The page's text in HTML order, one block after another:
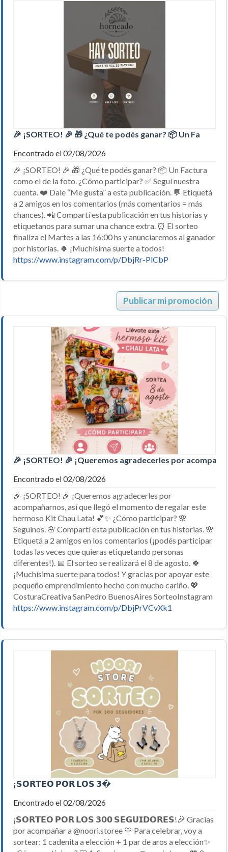
🎉 ¡SORTEO! 🎉 🎁 ¿Qué te podés ganar? 📦 Un Fa
Encontrado el 02/08/2026
🎉 ¡SORTEO! 🎉 🎁 ¿Qué te podés ganar? 📦 Un Factura
como el de la foto. ¿Cómo participar? ✅ Seguí nuestra
cuenta. ❤️ Dale “Me gusta” a esta publicación. 💬 Etiquetá
a 2 amigos en los comentarios (más comentarios = más
chances). 📲 Compartí esta publicación en tus historias y
etiquetanos para sumar una chance extra. ⏰ El sorteo
finaliza el Martes a las 16:00 hs y anunciaremos al ganador
por historias. 🍀 ¡Muchísima suerte a todos!
https://www.instagram.com/p/DbjRr-PlCbP
Publicar mi promoción
🎉 ¡SORTEO! 🎉 ¡Queremos agradecerles por
Encontrado el 02/08/2026
🎉 ¡SORTEO! 🎉 ¡Queremos agradecerles por
acompañarnos, así que llegó el momento de regalar este
hermoso Kit Chau Lata! 💕✨ ¿Cómo participar? 🌸
Seguinos. 🌸 Compartí esta publicación en tus historias. 🌸
Etiquetá a 2 amigos en los comentarios (¡podés participar
todas las veces que quieras etiquetando personas
diferentes!). 📅 El sorteo se realizará el 8 de agosto. 🍀
¡Muchísima suerte para todos! Y gracias por apoyar este
pequeño emprendimiento hecho con mucho cariño. 💖
CosturaCreativa SanPedro BuenosAires SorteoInstagram
https://www.instagram.com/p/DbjPrVCvXk1
¡𝗦𝗢𝗥𝗧𝗘𝗢 𝗣𝗢𝗥 𝗟𝗢𝗦 𝟯�
Encontrado el 02/08/2026
¡𝗦𝗢𝗥𝗧𝗘𝗢 𝗣𝗢𝗥 𝗟𝗢𝗦 𝟯𝟬𝟬 𝗦𝗘𝗚𝗨𝗜𝗗𝗢𝗥𝗘𝗦!🎉 Gracias
por acompañar a @noori.storee 💛 Para celebrar, voy a
sortear: 1 cadenita a elección + 1 par de aros a elección✨